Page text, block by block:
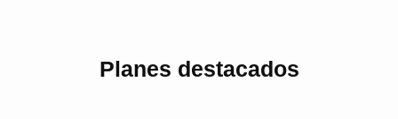
Planes destacados